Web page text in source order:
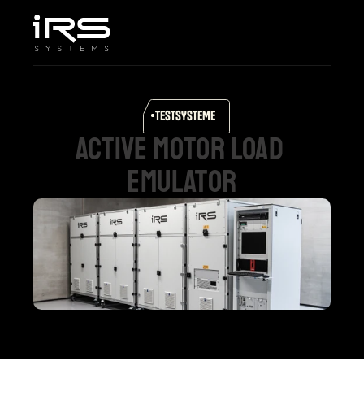
Home
Support
TESTSYSTEME
active motorload
emulator